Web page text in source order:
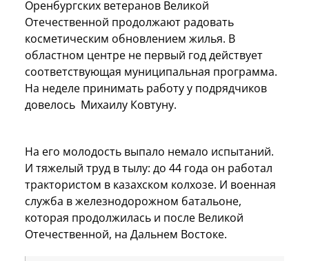
Оренбургских ветеранов Великой
Отечественной продолжают радовать
косметическим обновлением жилья. В
областном центре не первый год действует
соответствующая муниципальная программа.
На неделе принимать работу у подрядчиков
довелось Михаилу Ковтуну.
На его молодость выпало немало испытаний.
И тяжелый труд в тылу: до 44 года он работал
трактористом в казахском колхозе. И военная
служба в железнодорожном батальоне,
которая продолжилась и после Великой
Отечественной, на Дальнем Востоке.